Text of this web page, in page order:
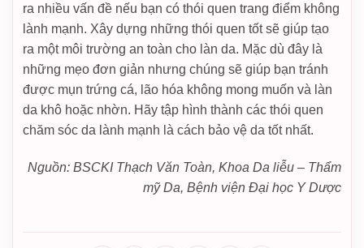
ra nhiều vấn đề nếu bạn có thói quen trang điểm không
lành mạnh. Xây dựng những thói quen tốt sẽ giúp tạo
ra một môi trường an toàn cho làn da. Mặc dù đây là
những mẹo đơn giản nhưng chúng sẽ giúp bạn tránh
được mụn trứng cá, lão hóa không mong muốn và làn
da khô hoặc nhờn. Hãy tập hình thành các thói quen
chăm sóc da lành mạnh là cách bảo vệ da tốt nhất.
Nguồn: BSCKI Thạch Văn Toàn, Khoa Da liễu – Thẩm
mỹ Da, Bệnh viện Đại học Y Dược